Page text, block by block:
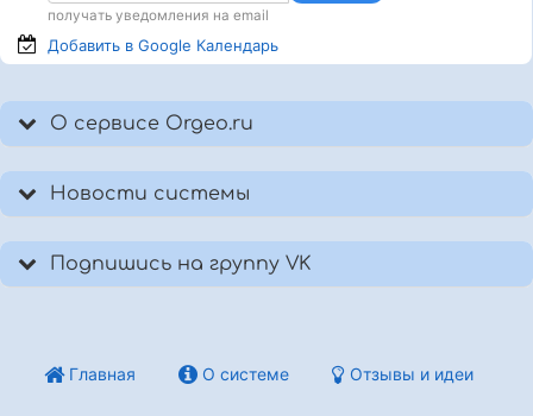
получать уведомления на email
Добавить в Google Календарь
О сервисе Orgeo.ru
Новости системы
Подпишись на группу VK
Главная О системе Отзывы и идеи